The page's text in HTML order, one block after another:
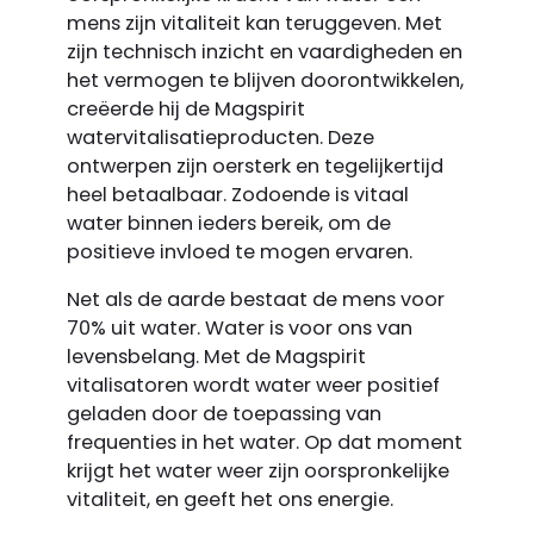
mens zijn vitaliteit kan teruggeven. Met
zijn technisch inzicht en vaardigheden en
het vermogen te blijven doorontwikkelen,
creëerde hij de Magspirit
watervitalisatie­producten. Deze
ontwerpen zijn oersterk en tegelijkertijd
heel betaalbaar. Zodoende is vitaal
water binnen ieders bereik, om de
positieve invloed te mogen ervaren.
Net als de aarde bestaat de mens voor
70% uit water. Water is voor ons van
levensbelang. Met de Magspirit
vitalisatoren wordt water weer positief
geladen door de toepassing van
frequenties in het water. Op dat moment
krijgt het water weer zijn oorspronkelijke
vitaliteit, en geeft het ons energie.